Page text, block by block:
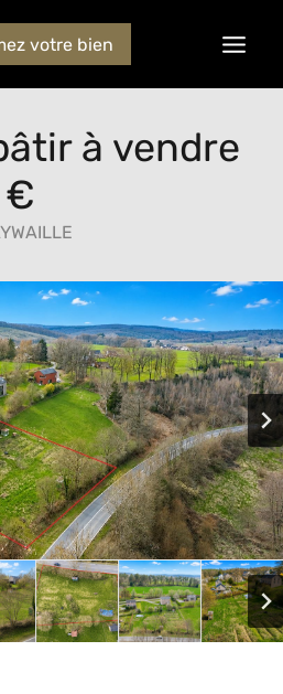
votre bien
à vendre
€